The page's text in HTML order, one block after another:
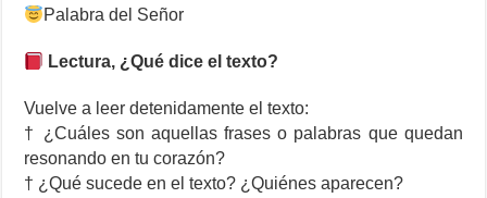
Palabra del Señor
Lectura, ¿Qué dice el texto?
Vuelve a leer detenidamente el texto:
† ¿Cuáles son aquellas frases o palabras que quedan
resonando en tu corazón?
† ¿Qué sucede en el texto? ¿Quiénes aparecen?